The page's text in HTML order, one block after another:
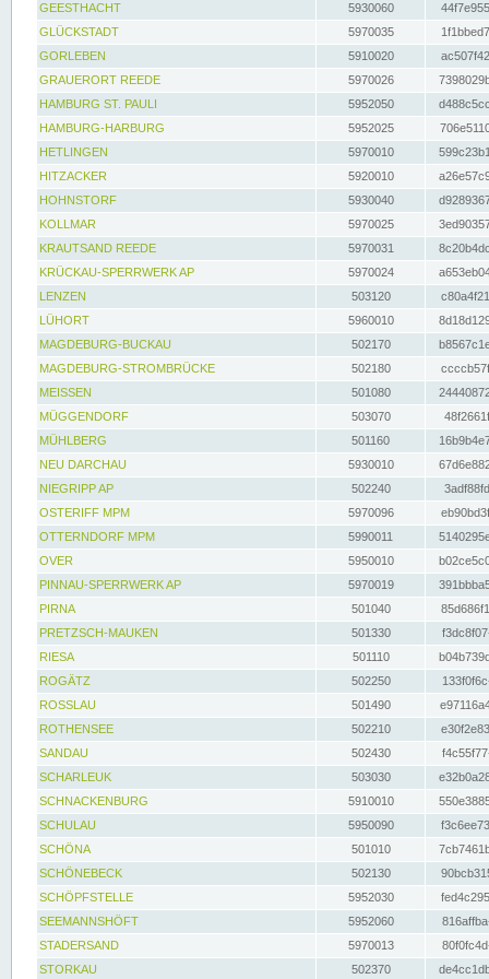
GEESTHACHT
5930060
GLÜCKSTADT
5970035
GORLEBEN
5910020
GRAUERORT REEDE
5970026
HAMBURG ST. PAULI
5952050
HAMBURG-HARBURG
5952025
HETLINGEN
5970010
HITZACKER
5920010
HOHNSTORF
5930040
KOLLMAR
5970025
KRAUTSAND REEDE
5970031
KRÜCKAU-SPERRWERK AP
5970024
LENZEN
503120
LÜHORT
5960010
MAGDEBURG-BUCKAU
502170
MAGDEBURG-STROMBRÜCKE
502180
MEISSEN
501080
MÜGGENDORF
503070
MÜHLBERG
501160
NEU DARCHAU
5930010
NIEGRIPP AP
502240
OSTERIFF MPM
5970096
OTTERNDORF MPM
5990011
OVER
5950010
PINNAU-SPERRWERK AP
5970019
PIRNA
501040
PRETZSCH-MAUKEN
501330
RIESA
501110
ROGÄTZ
502250
ROSSLAU
501490
ROTHENSEE
502210
SANDAU
502430
SCHARLEUK
503030
SCHNACKENBURG
5910010
SCHULAU
5950090
SCHÖNA
501010
SCHÖNEBECK
502130
SCHÖPFSTELLE
5952030
SEEMANNSHÖFT
5952060
STADERSAND
5970013
STORKAU
502370